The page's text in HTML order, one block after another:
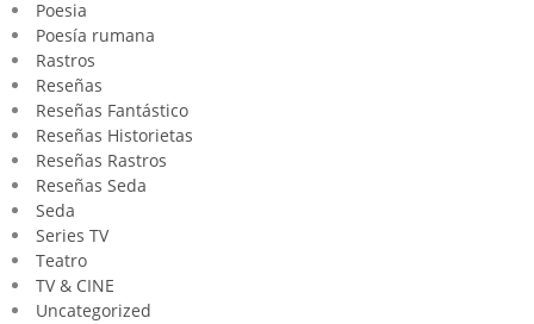
Poesia
Poesía rumana
Rastros
Reseñas
Reseñas Fantástico
Reseñas Historietas
Reseñas Rastros
Reseñas Seda
Seda
Series TV
Teatro
TV & CINE
Uncategorized